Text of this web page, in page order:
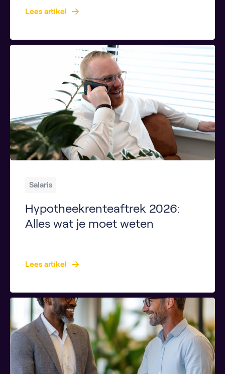
Lees artikel
Salaris
Hypotheekrenteaftrek 2026:
Alles wat je moet weten
Lees artikel